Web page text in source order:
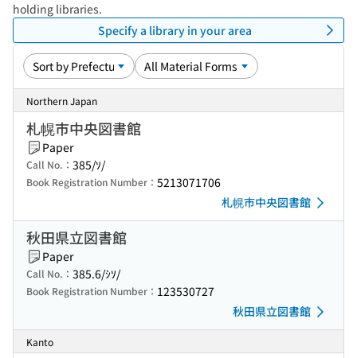
holding libraries.
Specify a library in your area
Northern Japan
札幌市中央図書館
Paper
Call No.： 385/ｿ/
Book Registration Number： 5213071706
札幌市中央図書館
秋田県立図書館
Paper
Call No.： 385.6/ｼｿ/
Book Registration Number： 123530727
秋田県立図書館
Kanto